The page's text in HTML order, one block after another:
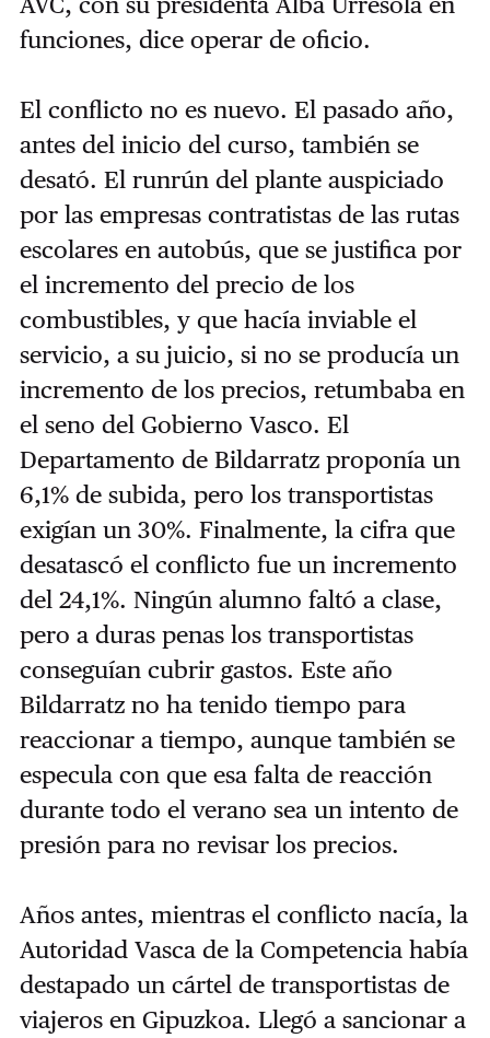
funciones, dice operar de oficio.
El conflicto no es nuevo. El pasado año,
antes del inicio del curso, también se
desató. El runrún del plante auspiciado
por las empresas contratistas de las rutas
escolares en autobús, que se justifica por
el incremento del precio de los
combustibles, y que hacía inviable el
servicio, a su juicio, si no se producía un
incremento de los precios, retumbaba en
el seno del Gobierno Vasco. El
Departamento de Bildarratz proponía un
6,1% de subida, pero los transportistas
exigían un 30%. Finalmente, la cifra que
desatascó el conflicto fue un incremento
del 24,1%. Ningún alumno faltó a clase,
pero a duras penas los transportistas
conseguían cubrir gastos. Este año
Bildarratz no ha tenido tiempo para
reaccionar a tiempo, aunque también se
especula con que esa falta de reacción
durante todo el verano sea un intento de
presión para no revisar los precios.
Años antes, mientras el conflicto nacía, la
Autoridad Vasca de la Competencia había
destapado un cártel de transportistas de
viajeros en Gipuzkoa. Llegó a sancionar a